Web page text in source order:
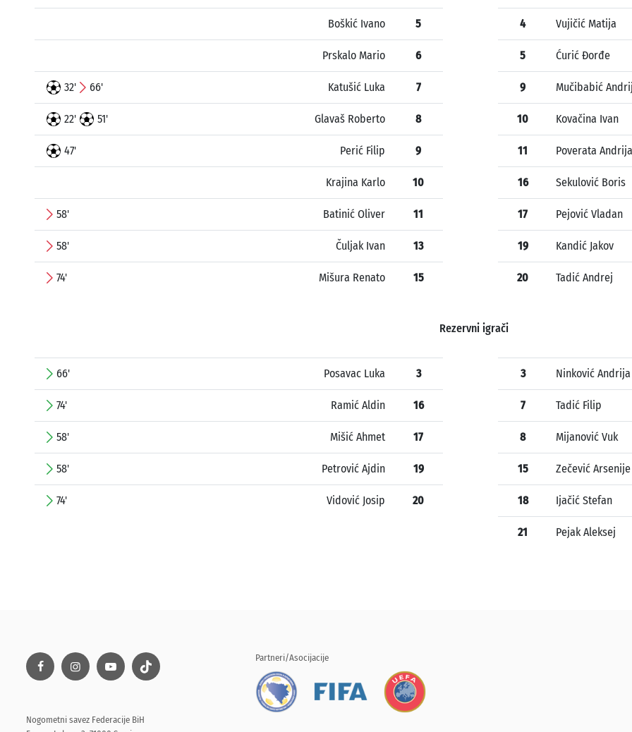
Boškić Ivano 5
Prskalo Mario 6
32' 66' Katušić Luka 7
22' 51' Glavaš Roberto 8
47' Perić Filip 9
Krajina Karlo 10
58' Batinić Oliver 11
58' Čuljak Ivan 13
74' Mišura Renato 15
4 Vujičić Matija
5 Ćurić Đorđe
9 Mučibabić
10 Kovačina Ivan
11 Poverata Andrija
16 Sekulović Boris
17 Pejović Vladan
19 Kandić Jakov
20 Tadić Andrej
Rezervni igrači
66' Posavac Luka 3
74' Ramić Aldin 16
58' Mišić Ahmet 17
58' Petrović Ajdin 19
74' Vidović Josip 20
3 Ninković Andrija
7 Tadić Filip
8 Mijanović Vuk
15 Zečević Arsenije
18 Ijačić Stefan
21 Pejak Aleksej
Nogometni savez Federacije BiH
Partneri/Asocijacije